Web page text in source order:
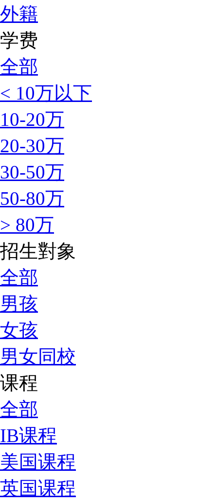
外籍
学费
全部
< 10万以下
10-20万
20-30万
30-50万
50-80万
> 80万
招生對象
全部
男孩
女孩
男女同校
课程
全部
IB课程
美国课程
英国课程